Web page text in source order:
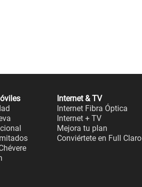
Internet & TV
Internet Fibra Óptica
Internet + TV
Mejora tu plan
Conviértete en Full Claro